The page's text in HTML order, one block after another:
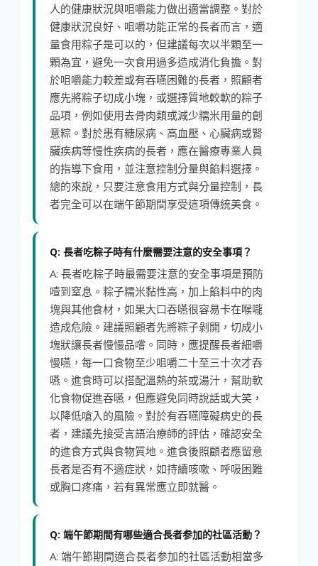
人的健康狀況與咀嚼能力做出適當調整。對於
健康狀況良好、咀嚼功能正常的長者而言，適
量食用粽子是可以的，但建議每次以半顆至一
顆為宜，避免一次食用過多造成消化負擔。對
於咀嚼能力較差或有吞嚥困難的長者，照顧者
應先將粽子切成小塊，或選擇質地較軟的粽子
品項，例如使用去骨肉類或減少糯米用量的創
意粽。對於患有糖尿病、高血壓、心臟病或腎
臟疾病等慢性疾病的長者，應在醫療專業人員
的指導下食用，並注意控制分量與餡料選擇。
總的來說，只要注意食用方式與分量控制，長
者完全可以在端午節期間享受這項傳統美食。
Q: 長者吃粽子時有什麼需要注意的安全事項？
A: 長者吃粽子時最需要注意的安全事項是預防
噎到窒息。粽子糯米黏性高，加上餡料中的肉
塊與其他食材，如果大口吞嚥很容易卡在喉嚨
造成危險。建議照顧者先將粽子剝開，切成小
塊狀讓長者慢慢品嚐。同時，應提醒長者細嚼
慢嚥，每一口食物至少咀嚼二十至三十次才吞
嚥。進食時可以搭配溫熱的茶或湯汁，幫助軟
化食物促進吞嚥，但應避免同時說話或大笑，
以降低嗆入的風險。對於有吞嚥障礙病史的長
者，建議先接受言語治療師的評估，確認安全
的進食方式與食物質地。進食後照顧者應留意
長者是否有不適症狀，如持續咳嗽、呼吸困難
或胸口疼痛，若有異常應立即就醫。
Q: 端午節期間有哪些適合長者参加的社區活動？
A: 端午節期間適合長者参加的社區活動相當多